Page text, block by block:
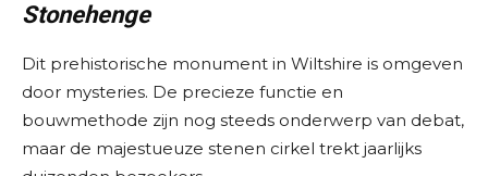
Stonehenge
Dit prehistorische monument in Wiltshire is omgeven
door mysteries. De precieze functie en
bouwmethode zijn nog steeds onderwerp van debat,
maar de majestueuze stenen cirkel trekt jaarlijks